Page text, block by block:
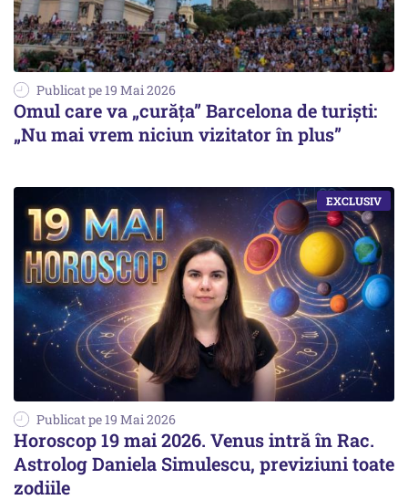
Publicat pe 19 Mai 2026
Omul care va „curăța” Barcelona de turiști:
„Nu mai vrem niciun vizitator în plus”
Publicat pe 19 Mai 2026
Horoscop 19 mai 2026. Venus intră în Rac.
Astrolog Daniela Simulescu, previziuni toate
zodiile